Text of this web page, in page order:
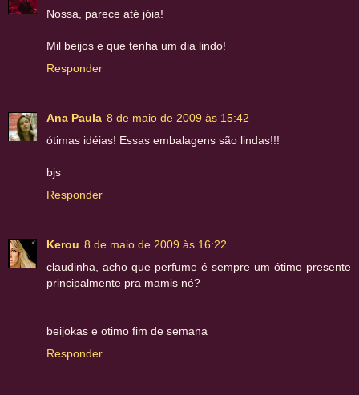
Nossa, parece até jóia!
Mil beijos e que tenha um dia lindo!
Responder
Ana Paula 8 de maio de 2009 às 15:42
ótimas idéias! Essas embalagens são lindas!!!
bjs
Responder
Kerou 8 de maio de 2009 às 16:22
claudinha, acho que perfume é sempre um ótimo presente
principalmente pra mamis né?
beijokas e otimo fim de semana
Responder